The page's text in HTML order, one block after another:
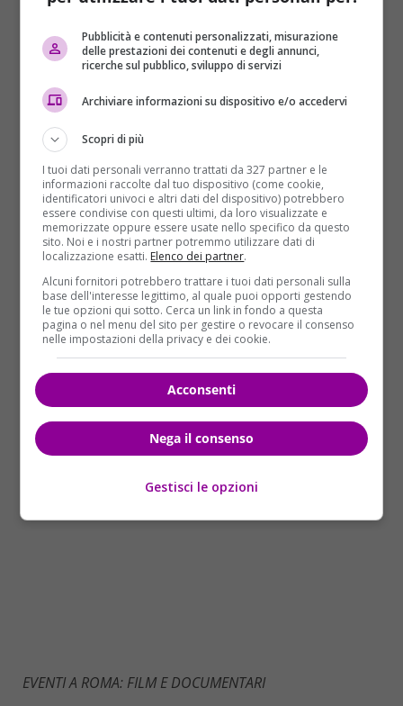
IL MESSAGGIO DEL RABBINO CAPO
Il rabbino Capo della Comunità ebraica di Roma,
Riccardo Di Segni, ha infine ricordato che “dietro a
questa tragedia ci sono un’infinità di storie e vicende.
Nella razzia dei nazisti di quel giorno vennero portati
in questo luogo 1.259 ebrei, di questi furono
deportati 1.020, gli altri uscirono indenni da quella
porta. Oggi – ha sottolineato –dobbiamo ricordare
questi fatti per impedire che si ripiombi in quella
barbarie di 75 anni fa“.
EVENTI A ROMA: FILM E DOCUMENTARI
Pubblicità e contenuti personalizzati, misurazione
delle prestazioni dei contenuti e degli annunci,
ricerche sul pubblico, sviluppo di servizi
Archiviare informazioni su dispositivo e/o accedervi
Scopri di più
I tuoi dati personali verranno trattati da 327 partner e le
informazioni raccolte dal tuo dispositivo (come cookie,
identificatori univoci e altri dati del dispositivo) potrebbero
essere condivise con questi ultimi, da loro visualizzate e
memorizzate oppure essere usate nello specifico da questo
sito. Noi e i nostri partner potremmo utilizzare dati di
localizzazione esatti. Elenco dei partner.
Alcuni fornitori potrebbero trattare i tuoi dati personali sulla
base dell'interesse legittimo, al quale puoi opporti gestendo
le tue opzioni qui sotto. Cerca un link in fondo a questa
pagina o nel menu del sito per gestire o revocare il consenso
nelle impostazioni della privacy e dei cookie.
Acconsenti
Nega il consenso
Gestisci le opzioni